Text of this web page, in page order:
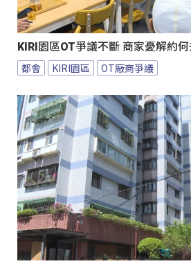
KIRI園區OT爭議不斷 商家憂解約
都會 KIRI園區 OT廠商爭議